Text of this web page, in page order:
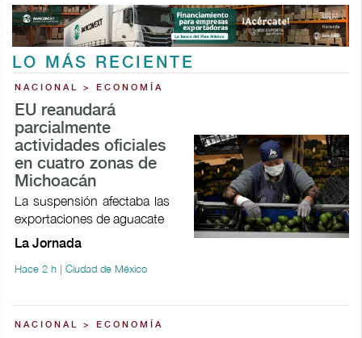
LO MÁS RECIENTE
NACIONAL > ECONOMÍA
EU reanudará
parcialmente
actividades oficiales
en cuatro zonas de
Michoacán
La suspensión afectaba las
exportaciones de aguacate
La Jornada
Hace 2 h | Ciudad de México
NACIONAL > ECONOMÍA